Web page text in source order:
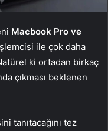
Macbook Pro ve
ile çok daha
ki ortadan birkaç
çıkması beklenen
tanıtacağını tez